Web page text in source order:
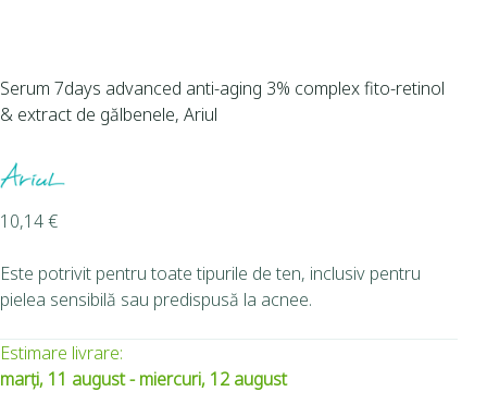
Serum 7days advanced anti-aging 3% complex fito-retinol
& extract de gălbenele, Ariul
10,14€
Este potrivit pentru toate tipurile de ten, inclusiv pentru
pielea sensibilă sau predispusă la acnee.
Estimare livrare:
marți, 11 august - miercuri, 12 august